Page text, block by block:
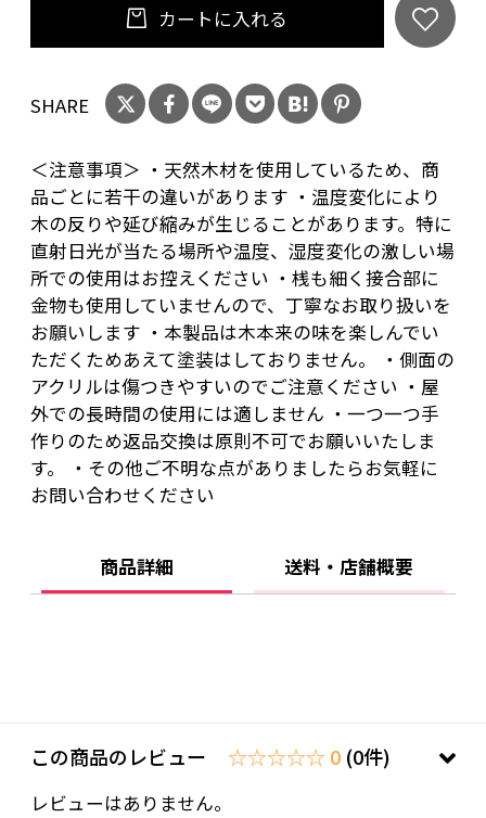
し灯りをつけていないときにも高級感を演出し
てくれます。
◎サイズ
重量：1800㌘
◎材質
枠材：国産杉（赤身）
コーナー板：屋久杉
側面：和紙調アクリル／透明アクリル
電球：40wLED電球／E26型広配光タイプ／密閉
容器対応／定格寿命40000時間
コード：黒 中間スイッチ付き、1.5ｍ
カートに入れる
SHARE
＜注意事項＞ ・天然木材を使用しているため、商
品ごとに若干の違いがあります ・温度変化により
木の反りや延び縮みが生じることがあります。特に
直射日光が当たる場所や温度、湿度変化の激しい場
所での使用はお控えください ・桟も細く接合部に
金物も使用していませんので、丁寧なお取り扱いを
お願いします ・本製品は木本来の味を楽しんでい
ただくためあえて塗装はしておりません。 ・側面の
アクリルは傷つきやすいのでご注意ください ・屋
外での長時間の使用には適しません ・一つ一つ手
作りのため返品交換は原則不可でお願いいたしま
す。 ・その他ご不明な点がありましたらお気軽に
お問い合わせください
商品詳細 送料・店舗概要
この商品のレビュー ☆☆☆☆☆ 0 (0件)
レビューはありません。